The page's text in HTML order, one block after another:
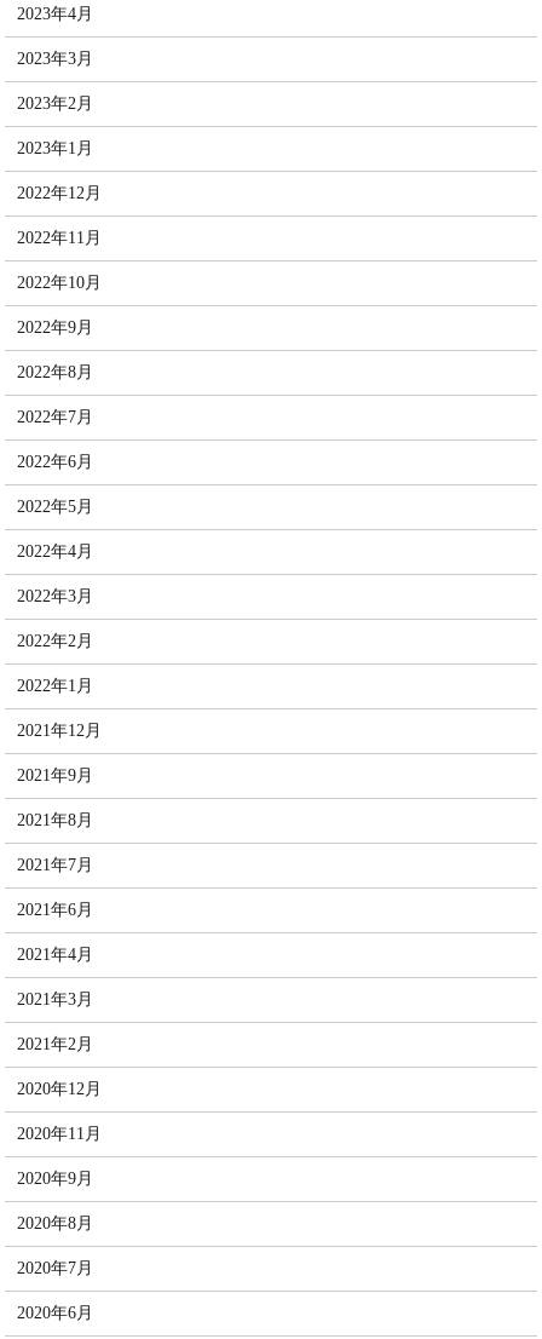
2023年4月
2023年3月
2023年2月
2023年1月
2022年12月
2022年11月
2022年10月
2022年9月
2022年8月
2022年7月
2022年6月
2022年5月
2022年4月
2022年3月
2022年2月
2022年1月
2021年12月
2021年9月
2021年8月
2021年7月
2021年6月
2021年4月
2021年3月
2021年2月
2020年12月
2020年11月
2020年9月
2020年8月
2020年7月
2020年6月